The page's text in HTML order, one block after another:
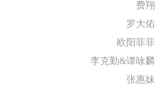
费翔
罗大佑
欧阳菲菲
李克勤&谭咏麟
张惠妹